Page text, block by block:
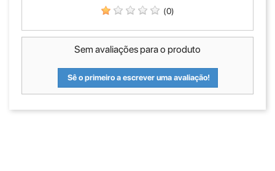
(0)
Sem avaliações para o produto
Sê o primeiro a escrever uma avaliação!